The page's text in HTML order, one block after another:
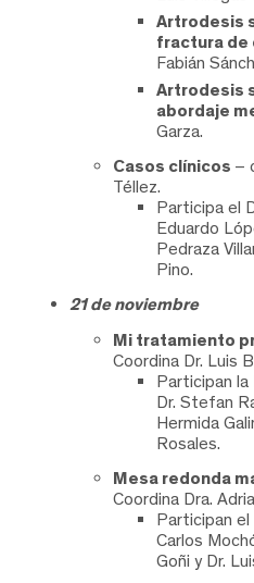
Artrodesis
fractura de
Fabián
Artrodesis
abordaje
Garza.
Casos clínicos –
Téllez.
Participa el
Eduardo
Pedraza
Pino.
21 de noviembre
Mi tratamiento
Coordina Dr. Luis
Participan la
Dr. Stefan
Hermida
Rosales.
Mesa redonda
Coordina Dra.
Participan
Carlos
Goñi y Dr.